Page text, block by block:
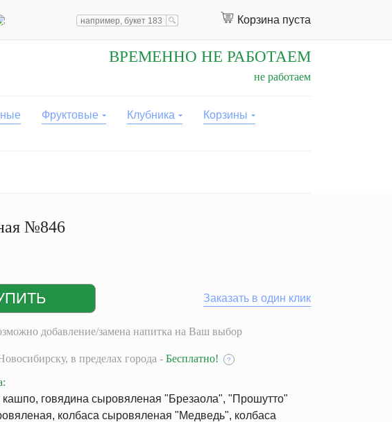
Корзина пуста
ВРЕМЕННО НЕ РАБОТАЕМ
не работаем
Фруктовые Клубника
Корзины
№846
Заказать в один клик
добавление/замена напитка на Ваш выбор
в пределах города - Бесплатно! ?
:
говядина сыровяленая "Брезаола", "Прошутто"
колбаса сыровяленая "Медведь", колбаса